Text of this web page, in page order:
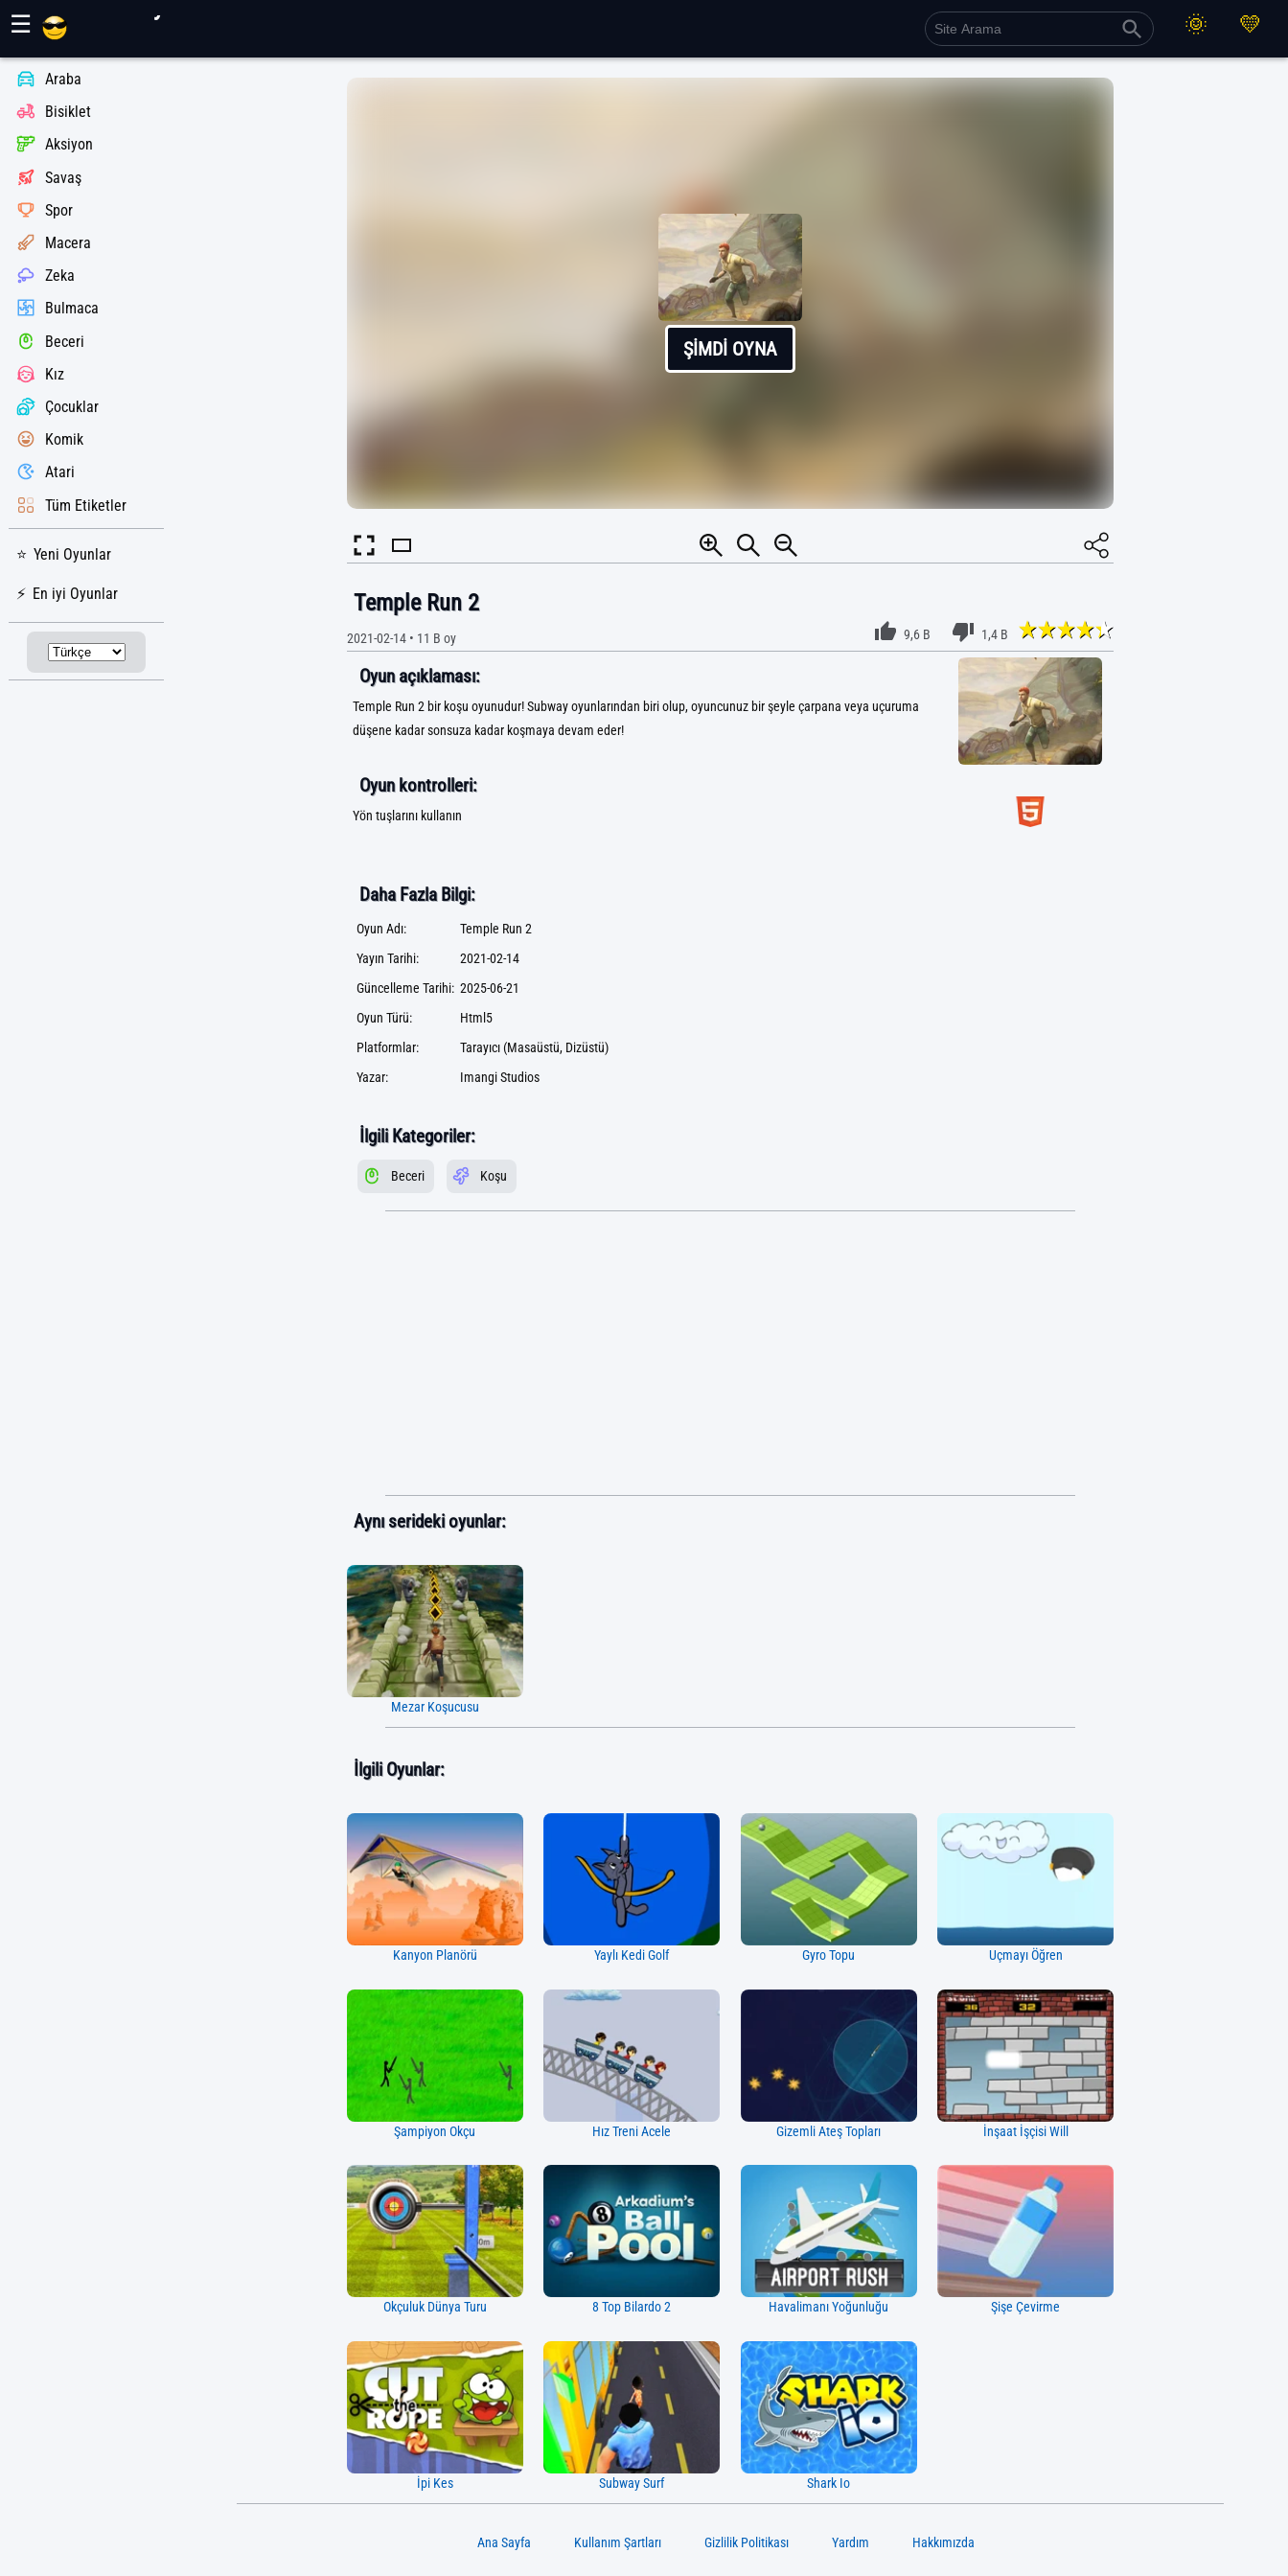
☰
Araba
Bisiklet
Aksiyon
Savaş
Spor
Macera
Zeka
Bulmaca
Beceri
Kız
Çocuklar
Komik
Atari
Tüm Etiketler
Yeni Oyunlar
En iyi Oyunlar
ŞIMDI OYNA
Temple Run 2
2021-02-14• 11 B oy 9,6 B 1,4 B
Oyun açıklaması:
Temple Run 2 bir koşu oyunudur! Subway oyunlarından biri olup, oyuncunuz bir şeyle çarpana veya uçuruma
düşene kadar sonsuza kadar koşmaya devam eder!
Oyun kontrolleri:
Yön tuşlarını kullanın
Daha Fazla Bilgi:
Oyun Adı:
Temple Run 2
Yayın Tarihi:
2021-02-14
Güncelleme Tarihi: 2025-06-21
Oyun Türü:
Html5
Platformlar:
Tarayıcı (Masaüstü, Dizüstü)
Yazar:
Imangi Studios
İlgili Kategoriler:
Beceri Koşu
Aynı serideki oyunlar:
Mezar Koşucusu
İlgili Oyunlar:
Kanyon Planörü Yaylı Kedi Golf Gyro Topu Uçmayı Öğren
Şampiyon Okçu Hız Treni Acele Gizemli Ateş Topları İnşaat İşçisi Will
Okçuluk Dünya Turu 8 Top Bilardo 2 Havalimanı Yoğunluğu Şişe Çevirme
İpi Kes Subway Surf Shark Io
Ana Sayfa Kullanım Şartları Gizlilik Politikası Yardım Hakkımızda